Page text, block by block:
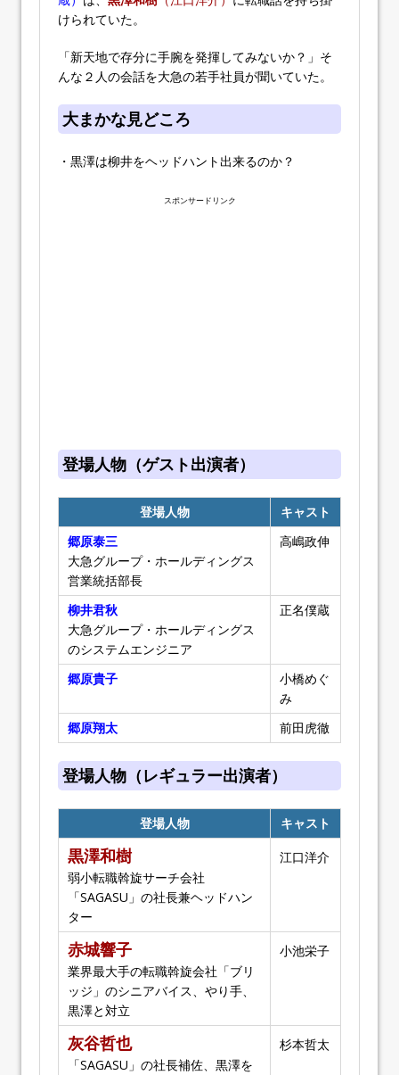
けられていた。
「新天地で存分に手腕を発揮してみないか？」そ
んな２人の会話を大急の若手社員が聞いていた。
大まかな見どころ
・黒澤は柳井をヘッドハント出来るのか？
スポンサードリンク
登場人物（ゲスト出演者）
登場人物
キャスト
郷原泰三
大急グループ・ホールディングス
営業統括部長
高嶋政伸
柳井君秋
大急グループ・ホールディングス
のシステムエンジニア
正名僕蔵
郷原貴子
小橋めぐ
み
郷原翔太
前田虎徹
登場人物（レギュラー出演者）
登場人物 キャスト
黒澤和樹
弱小転職斡旋サーチ会社
「SAGASU」の社長兼ヘッドハン
ター
江口洋介
赤城響子
業界最大手の転職斡旋会社「ブリ
ッジ」のシニアバイス、やり手、
黒澤と対立
小池栄子
灰谷哲也
「SAGASU」の社長補佐、黒澤を
杉本哲太